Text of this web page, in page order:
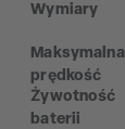
Wymiary
Maksymalna
prędkość
Żywotność
baterii